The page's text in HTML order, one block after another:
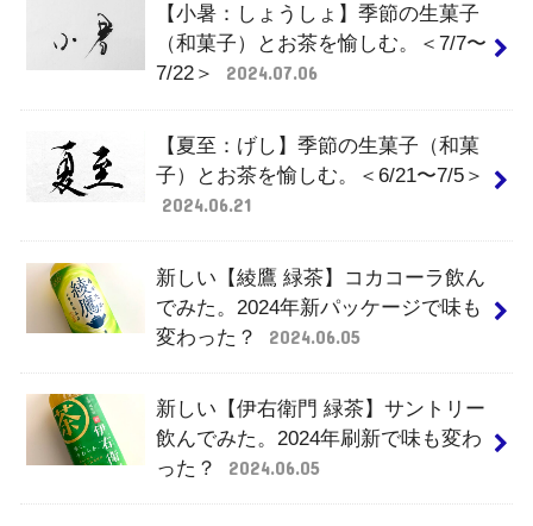
【小暑：しょうしょ】季節の生菓子
（和菓子）とお茶を愉しむ。＜7/7〜
7/22＞
2024.07.06
【夏至：げし】季節の生菓子（和菓
子）とお茶を愉しむ。＜6/21〜7/5＞
2024.06.21
新しい【綾鷹 緑茶】コカコーラ飲ん
でみた。2024年新パッケージで味も
変わった？
2024.06.05
新しい【伊右衛門 緑茶】サントリー
飲んでみた。2024年刷新で味も変わ
った？
2024.06.05